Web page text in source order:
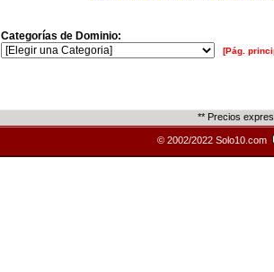
Categorías de Dominio:
[Pág.
** Precios
© 2002/2022 Solo10.com